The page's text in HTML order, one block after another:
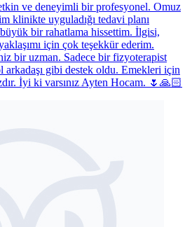
ve deneyimli bir profesyonel. Omuz
klinikte uyguladığı tedavi planı
bir rahatlama hissettim. İlgisi,
için çok teşekkür ederim.
bir uzman. Sadece bir fizyoterapist
arkadaşı gibi destek oldu. Emekleri için
İyi ki varsınız Ayten Hocam. 🌷🙏🏻